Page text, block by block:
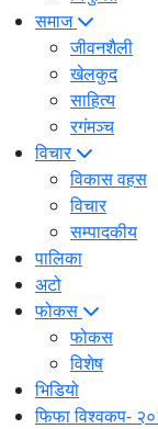
समाज
जीवनशैली
खेलकुद
साहित्य
रगंमञ्च
विचार
विकास वहस
विचार
सम्पादकीय
पालिका
अटो
फोकस
फोकस
विशेष
भिडियो
फिफा विश्वकप-